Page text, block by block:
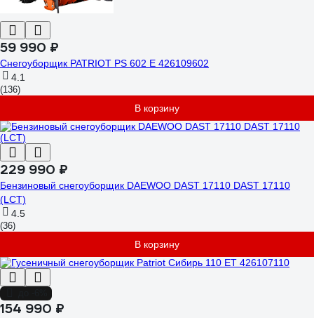
59 990 ₽
Снегоуборщик PATRIOT PS 602 E 426109602
4.1
(136)
В корзину
229 990 ₽
Бензиновый снегоуборщик DAEWOO DAST 17110 DAST 17110
(LCT)
4.5
(36)
В корзину
154 990 ₽